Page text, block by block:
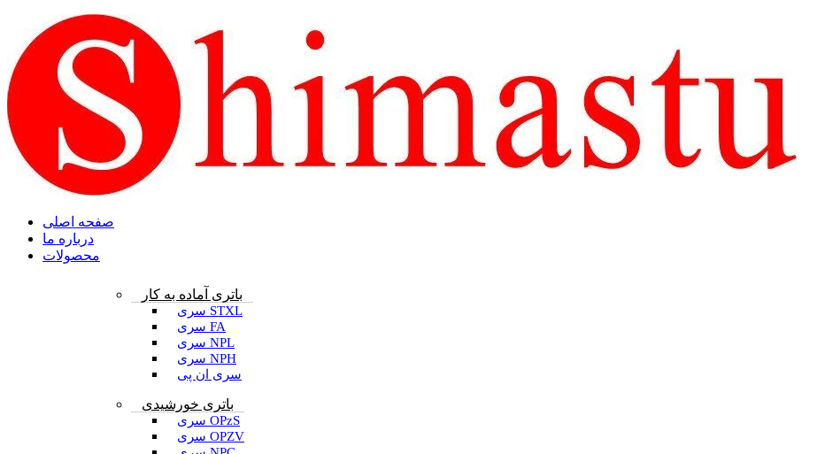
صفحه اصلی
درباره ما
محصولات
باتری آماده به کار
سری STXL
سری FA
سری NPL
سری NPH
سری ان پی
باتری خورشیدی
سری OPzS
سری OPZV